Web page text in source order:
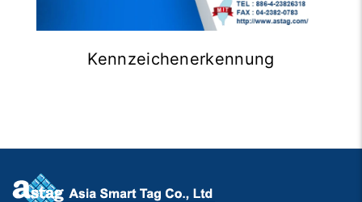
Kennzeichenerkennung